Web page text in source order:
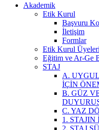
Akademik
Etik Kurul
Başvuru
İletişim
Formlar
Etik Kurul Üyeleri
Eğitim ve Ar-Ge
STAJ
A.
İÇİN
B. GÜZ
C. YAZ
1.
2. STAJ